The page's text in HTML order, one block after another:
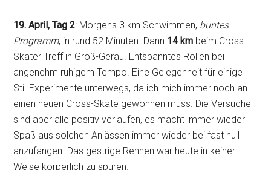
19. April, Tag 2: Morgens 3 km Schwimmen, buntes
Programm, in rund 52 Minuten. Dann 14 km beim Cross-
Skater Treff in Groß-Gerau. Entspanntes Rollen bei
angenehm ruhigem Tempo. Eine Gelegenheit für einige
Stil-Experimente unterwegs, da ich mich immer noch an
einen neuen Cross-Skate gewöhnen muss. Die Versuche
sind aber alle positiv verlaufen, es macht immer wieder
Spaß aus solchen Anlässen immer wieder bei fast null
anzufangen. Das gestrige Rennen war heute in keiner
Weise körperlich zu spüren.